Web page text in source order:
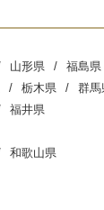
山形県 福島県
栃木県 群馬
福井県
和歌山県